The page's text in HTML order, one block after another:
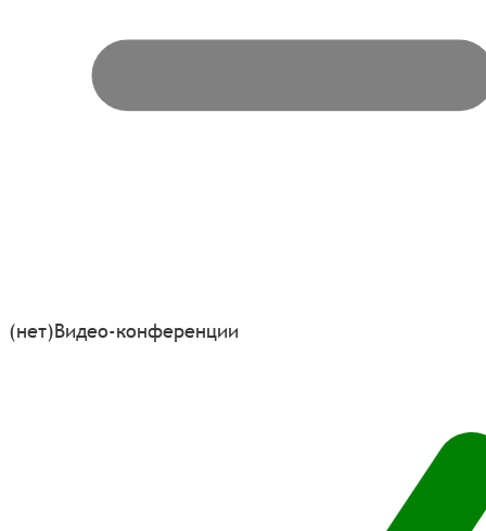
(нет)Видео-конференции